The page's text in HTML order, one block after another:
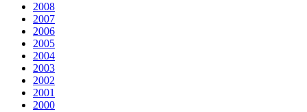
2008
2007
2006
2005
2004
2003
2002
2001
2000